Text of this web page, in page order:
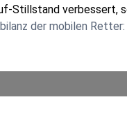
Stillstand verbessert,
der mobilen Retter: